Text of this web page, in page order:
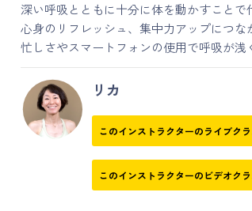
深い呼吸とともに十分に体を動かすこと
心身のリフレッシュ、集中力アップにつな
忙しさやスマートフォンの使用で呼吸が
リカ
このインストラクターのライブク
このインストラクターのビデオク